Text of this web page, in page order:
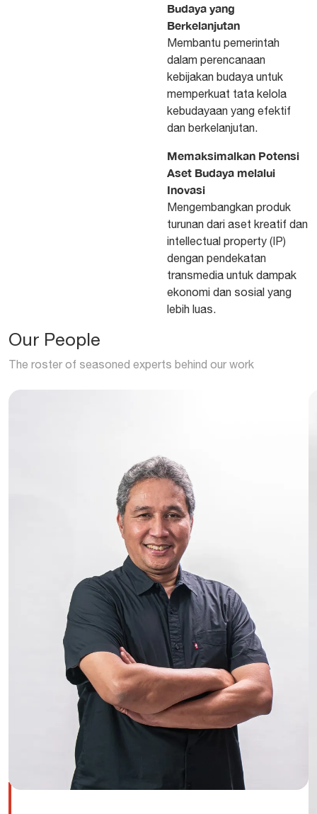
Budaya yang
Berkelanjutan
Membantu pemerintah
dalam perencanaan
kebijakan budaya untuk
memperkuat tata kelola
kebudayaan yang efektif
dan berkelanjutan.
Memaksimalkan Potensi
Aset Budaya melalui
Inovasi
Mengembangkan produk
turunan dari aset kreatif dan
intellectual property (IP)
dengan pendekatan
transmedia untuk dampak
ekonomi dan sosial yang
lebih luas.
Our People
The roster of seasoned experts behind our work